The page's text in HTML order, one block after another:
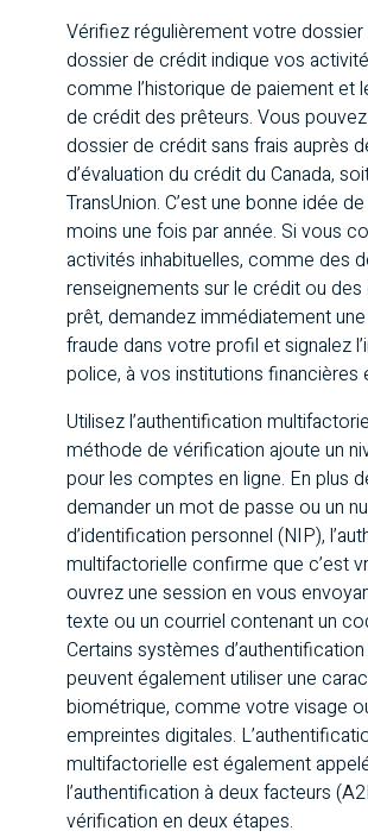
Vérifiez régulièrement votre
dossier de crédit indique vos
comme l’historique de paiement et
de crédit des prêteurs. Vous
dossier de crédit sans frais auprès
d’évaluation du crédit du Canada,
TransUnion. C’est une bonne idée
moins une fois par année. Si vous
activités inhabituelles, comme des
renseignements sur le crédit ou
prêt, demandez immédiatement
fraude dans votre profil et signalez
police, à vos institutions financières
Utilisez l’authentification
méthode de vérification ajoute un
pour les comptes en ligne. En plus
demander un mot de passe ou un
d’identification personnel (NIP),
multifactorielle confirme que c’est
ouvrez une session en vous
texte ou un courriel contenant un
Certains systèmes
peuvent également utiliser une
biométrique, comme votre visage
empreintes digitales.
multifactorielle est également
l’authentification à deux facteurs
vérification en deux étapes.